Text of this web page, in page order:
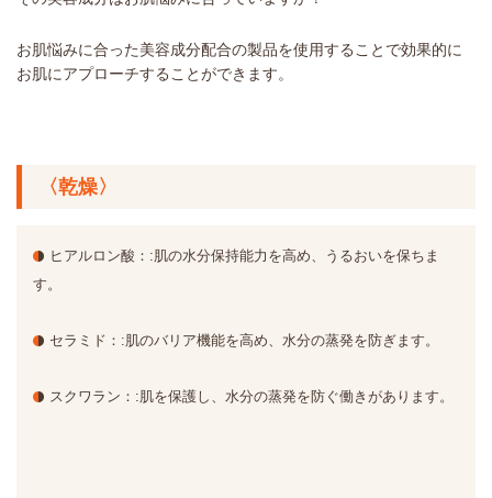
お肌悩みに合った美容成分配合の製品を使用することで効果的に
お肌にアプローチすることができます。
〈乾燥〉
ヒアルロン酸 ：:肌の水分保持能力を高め、うるおいを保ちま
す。
セラミド ：:肌のバリア機能を高め、水分の蒸発を防ぎます。
スクワラン ：:肌を保護し、水分の蒸発を防ぐ働きがあります。